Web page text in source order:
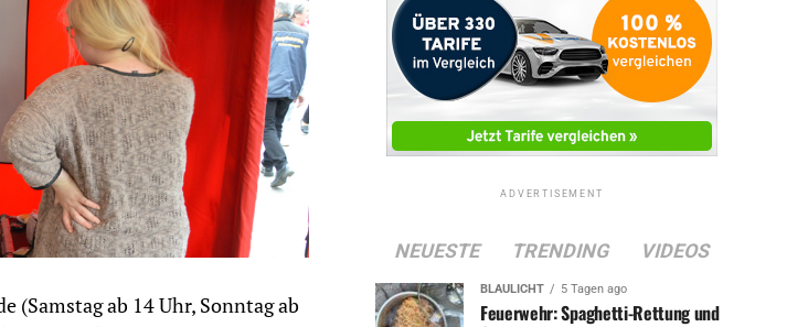
(Samstag ab 14 Uhr, Sonntag ab
ADVERTISEMENT
NEUESTE TRENDING VIDEOS
BLAULICHT 5 Tagen ago
Feuerwehr: Spaghetti-Rettung und